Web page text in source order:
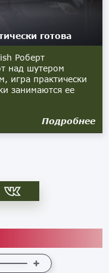
готова
Роберт
над шутером
игра практически
занимаются ее
Подробнее